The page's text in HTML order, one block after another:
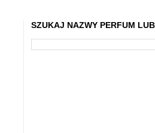
SZUKAJ NAZWY PERFUM